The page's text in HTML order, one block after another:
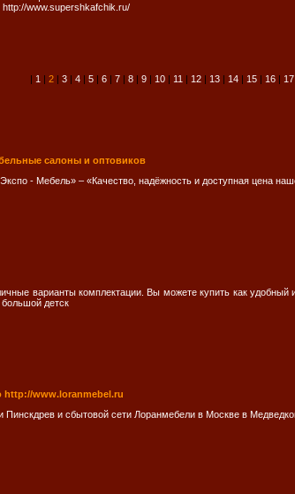
http://www.supershkafchik.ru/
| 1 | 2| 3| 4| 5| 6| 7| 8| 9| 10| 11 | 12| 13| 14| 15| 16| 17
салоны и оптовиков
- Мебель» – «Качество, надёжность и доступная цена
варианты комплектации. Вы можете купить как удобный
большой детск
http://www.loranmebel.ru
Пинскдрев и сбытовой сети Лоранмебели в Москве в